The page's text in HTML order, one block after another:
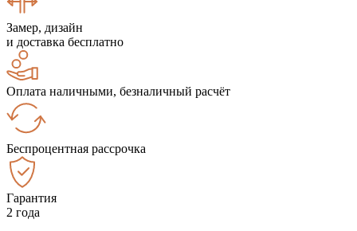
Замер, дизайн
и доставка бесплатно
Оплата наличными, безналичный расчёт
Беспроцентная рассрочка
Гарантия
2 года